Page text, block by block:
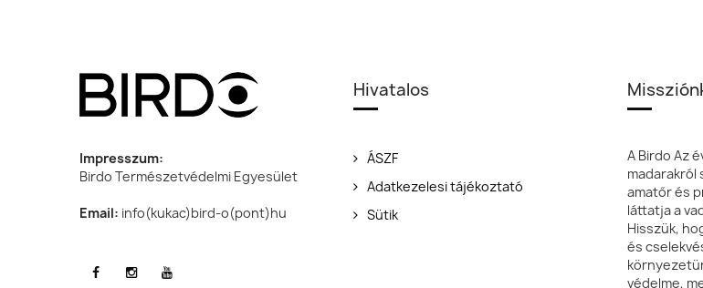
Impresszum:
Birdo Természetvédelmi Egyesület
Email: info(kukac)bird-o(pont)hu
Hivatalos
ÁSZF
Adatkezelesi tájékoztató
Sütik
A Birdo Az
madarakról
amatőr és
láttatja a
Hisszük,
és
védelme,